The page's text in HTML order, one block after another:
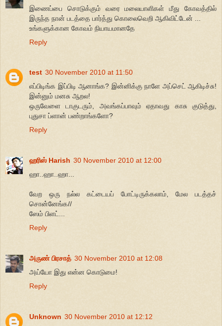
இணைப்பை சொடுக்கும் வரை மலையாளிகள் மீது கோவத்தில்
இருந்த நான் படத்தை பார்த்து கொலைவெறி ஆகிவிட்டேன் ...
உங்களுக்கான கோவம் நியாயமானதே
Reply
test 30 November 2010 at 11:50
எப்பிடிங்க இப்பிடி ஆனாங்க? இன்னிக்கு நாளே அப்செட் ஆகிடிச்சு!
இன்னும் மனசு ஆறல!
ஒருவேளை டாகுடரும், அவங்கப்பாவும் ஏதாவது காசு குடுத்து,
புதுசா ப்ளான் பண்றாங்களோ?
Reply
ஹரிஸ் Harish 30 November 2010 at 12:00
ஹா..ஹா..ஹா...
வேற ஒரு நல்ல கட்டையப் போட்டிருக்கலாம், மேல படத்தச்
சொன்னேங்க//
ஸேம் பிளட்...
Reply
அருண் பிரசாத் 30 November 2010 at 12:08
அய்யோ இது என்ன கொடுமை!
Reply
Unknown 30 November 2010 at 12:12